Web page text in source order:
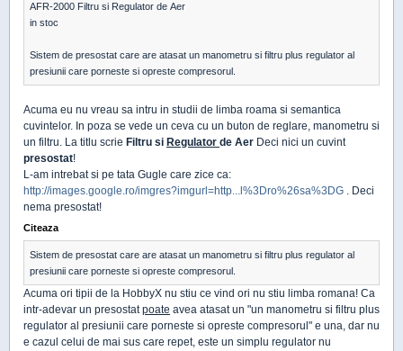
AFR-2000 Filtru si Regulator de Aer
in stoc
Sistem de presostat care are atasat un manometru si filtru plus regulator al
presiunii care porneste si opreste compresorul.
Acuma eu nu vreau sa intru in studii de limba roama si semantica
cuvintelor. In poza se vede un ceva cu un buton de reglare, manometru si
un filtru. La titlu scrie Filtru si Regulator de Aer Deci nici un cuvint
presostat!
L-am intrebat si pe tata Gugle care zice ca:
http://images.google.ro/imgres?imgurl=http...l%3Dro%26sa%3DG . Deci
nema presostat!
Citeaza
Sistem de presostat care are atasat un manometru si filtru plus regulator al
presiunii care porneste si opreste compresorul.
Acuma ori tipii de la HobbyX nu stiu ce vind ori nu stiu limba romana! Ca
intr-adevar un presostatpoate avea atasat un "un manometru si filtru plus
regulator al presiunii care porneste si opreste compresorul" e una, dar nu
e cazul celui de mai sus care repet, este un simplu regulator nu